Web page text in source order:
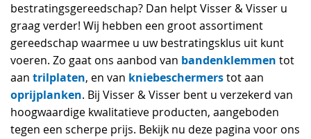
bestratingsgereedschap? Dan helpt Visser & Visser u
graag verder! Wij hebben een groot assortiment
gereedschap waarmee u uw bestratingsklus uit kunt
voeren. Zo gaat ons aanbod van bandenklemmen tot
aan trilplaten, en van kniebeschermerstot aan
oprijplanken. Bij Visser & Visser bent u verzekerd van
hoogwaardige kwalitatieve producten, aangeboden
tegen een scherpe prijs. Bekijk nu deze pagina voor ons